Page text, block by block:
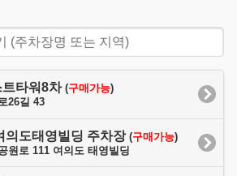
타워8차 (구매가능)
26길 43
의도태영빌딩 주차장 (구매가능)
원로 111 여의도 태영빌딩